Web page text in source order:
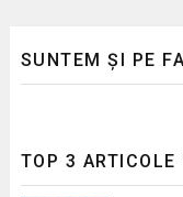
SUNTEM ȘI PE
TOP 3